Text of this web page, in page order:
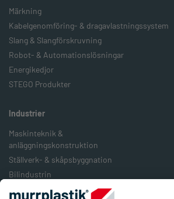
Märkning
Kabelgenomföring- & dragavlastningssystem
Slang & Slangförskruvning
Robot- & Automationslösningar
Energikedjor
STEGO Produkter
Industrier
Maskinteknik &
anläggningskonstruktion
Ställverk- & skåpsbyggnation
Bilindustrin
Järnväg & järnvägstransport